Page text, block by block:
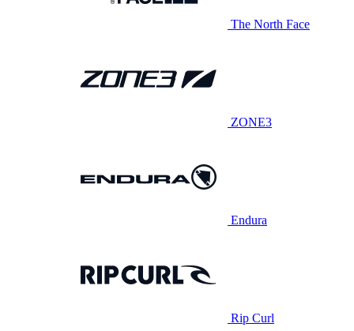
The North Face
ZONE3
Endura
Rip Curl